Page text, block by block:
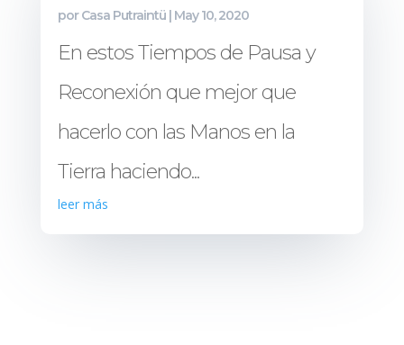
porCasa Putraintü| May 10, 2020
En estos Tiempos de Pausa y
Reconexión que mejor que
hacerlo con las Manos en la
Tierra haciendo...
leer más